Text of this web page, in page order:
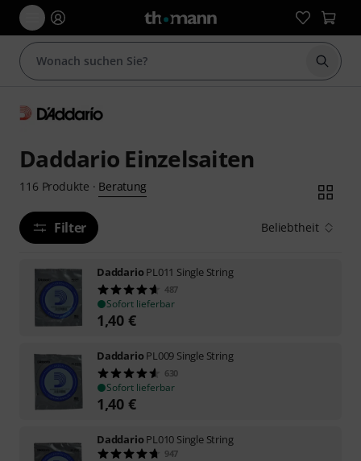
Suche
Daddario Einzelsaiten
116 Produkte · Beratung
Filter Beliebtheit
DaddarioPL011 Single String
487
Sofort lieferbar
1,40 €
DaddarioPL009 Single String
630
Sofort lieferbar
1,40 €
DaddarioPL010 Single String
947